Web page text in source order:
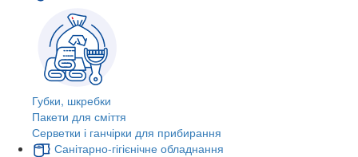
Губки, шкребки
Пакети для сміття
Серветки і ганчірки для прибирання
Санітарно-гігієнічне обладнання